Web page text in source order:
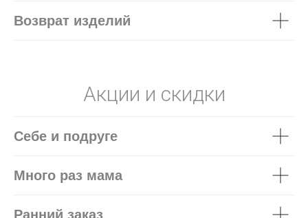
Возврат изделий
Акции и скидки
Себе и подруге
Много раз мама
Ранний заказ